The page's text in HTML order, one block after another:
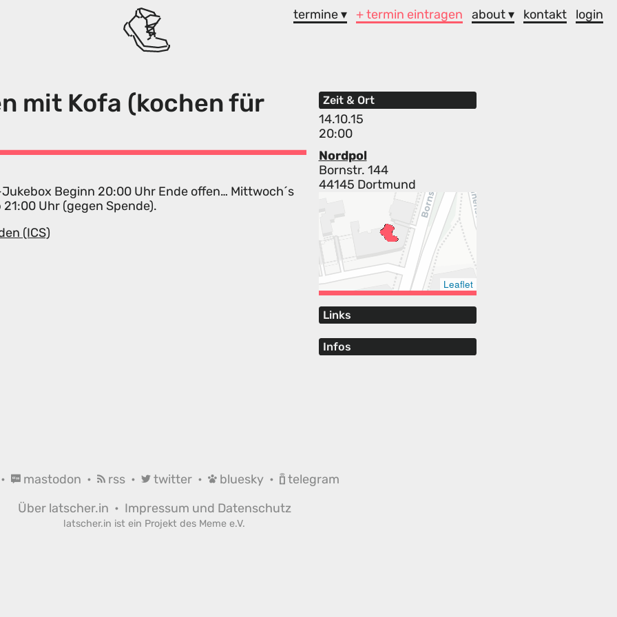
termine ▾ + termin eintragen about ▾ kontakt login
mit Kofa (kochen für Zeit & Ort
14.10.15
20:00
Nordpol
Bornstr. 144
44145 Dortmund
Leaflet
Links
Infos
Beginn 20:00 Uhr Ende offen… Mittwoch´s
Uhr (gegen Spende).
(ICS)
mastodon • rss • twitter • bluesky •
telegram
Über latscher.in • Impressum und Datenschutz
latscher.in ist ein Projekt des Meme e.V.